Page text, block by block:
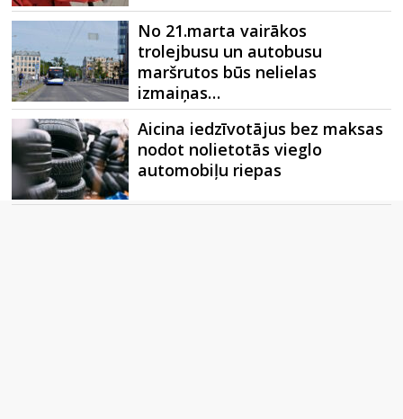
No 21.marta vairākos
trolejbusu un autobusu
maršrutos būs nelielas
izmaiņas…
Aicina iedzīvotājus bez maksas
nodot nolietotās vieglo
automobiļu riepas